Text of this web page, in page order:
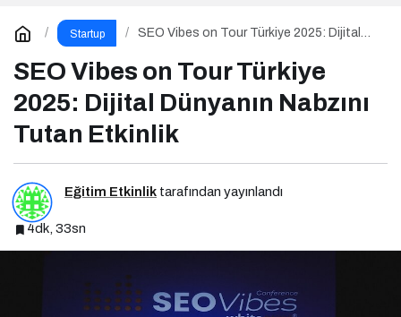
Startup
SEO Vibes on Tour Türkiye 2025: Dijital
SEO Vibes on Tour Türkiye
2025: Dijital Dünyanın Nabzını
Tutan Etkinlik
Eğitim Etkinlik tarafından yayınlandı
4dk, 33sn